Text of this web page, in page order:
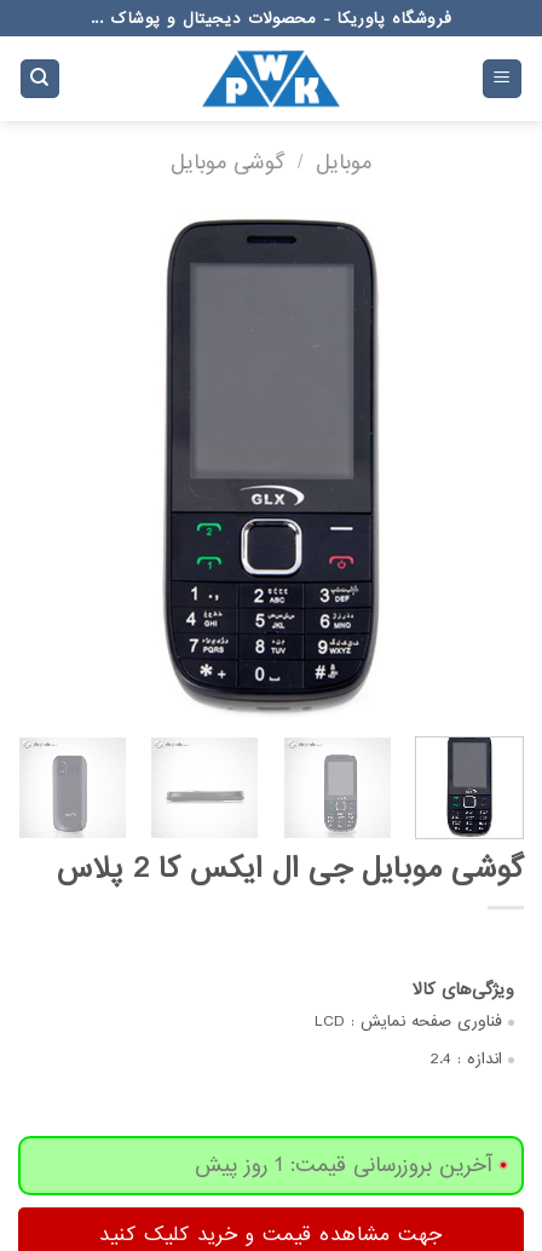
to
content
فروشگاه پاوریکا - محصولات دیجیتال و پوشاک ...
موبایل / گوشی موبایل
گوشی موبایل جی ال ایکس کا 2 پلاس
فناوری صفحه‌ نمایش : LCD
اندازه : 2.4
آخرین بروزرسانی قیمت: 1 روز پیش
جهت مشاهده قیمت و خرید کلیک کنید